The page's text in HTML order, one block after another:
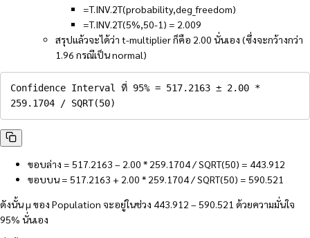
=T.INV.2T(probability,deg_freedom)
=T.INV.2T(5%,50-1) = 2.009
สรุปแล้วจะได้ว่า t-multiplier ก็คือ 2.00 นั่นเอง (ซึ่งจะกว้างกว่า
1.96 กรณีเป็น normal)
Confidence Interval ที่ 95% = 517.2163 ± 2.00 *
259.1704 / SQRT(50)
ขอบล่าง = 517.2163 – 2.00 * 259.1704 / SQRT(50) = 443.912
ขอบบน = 517.2163 + 2.00 * 259.1704 / SQRT(50) = 590.521
ดังนั้น µ ของ Population จะอยู่ในช่วง 443.912 – 590.521 ด้วยความมั่นใจ
95% นั่นเอง